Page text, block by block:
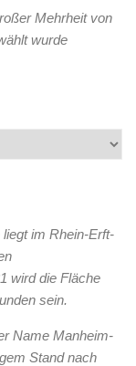
Mehrheit von
wurde
im Rhein-Erft-
wird die Fläche
sein.
Name Manheim-
Stand nach